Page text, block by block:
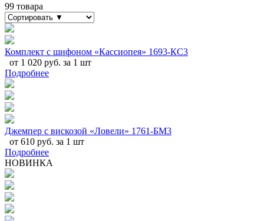
99 товара
Комплект с шифоном «Кассиопея» 1693-КС3
от 1 020 руб. за 1 шт
Подробнее
Джемпер с вискозой «Ловели» 1761-БМ3
от 610 руб. за 1 шт
Подробнее
НОВИНКА